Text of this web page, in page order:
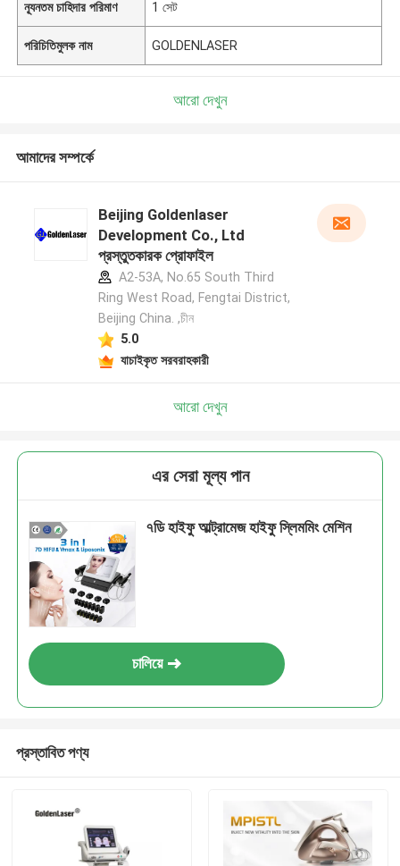
ন্যূনতম চাহিদার পরিমাণ 1 সেট
পরিচিতিমুলক নাম GOLDENLASER
আরো দেখুন
আমাদের সম্পর্কে
Beijing Goldenlaser
Development Co., Ltd
প্রস্তুতকারক প্রোফাইল
A2-53A, No.65 South Third
Ring West Road, Fengtai District,
Beijing China. ,চীন
5.0
যাচাইকৃত সরবরাহকারী
আরো দেখুন
এর সেরা মূল্য পান
৭ডি হাইফু আল্ট্রামেজ হাইফু স্লিমমিং মেশিন
চালিয়ে
প্রস্তাবিত পণ্য